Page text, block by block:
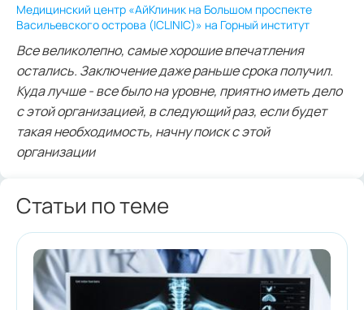
Медицинский центр «АйКлиник на Большом проспекте
Васильевского острова (ICLINIC)» на Горный институт
Все великолепно, самые хорошие впечатления
остались. Заключение даже раньше срока получил.
Куда лучше - все было на уровне, приятно иметь дело
с этой организацией, в следующий раз, если будет
такая необходимость, начну поиск с этой
организации
Статьи по теме